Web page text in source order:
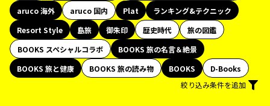
aruco 海外
aruco 国内 Plat
ランキング&テクニック
Resort Style
島旅 御朱印 歴史時代
旅の図鑑
BOOKS スペシャルコラボ
BOOKS 旅の名言＆絶景
BOOKS 旅と健康
BOOKS 旅の読み物 BOOKS
D-Books
絞り込み条件を追加